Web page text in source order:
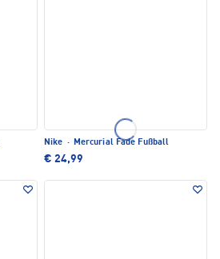
Nike · Mercurial Fade Fußball
€ 24,99